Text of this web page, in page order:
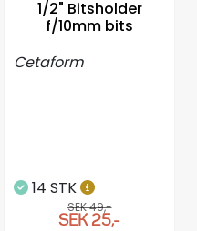
1/2" Bitsholder
f/10mm bits
Cetaform
14 STK
SEK 49,-
SEK 25,-